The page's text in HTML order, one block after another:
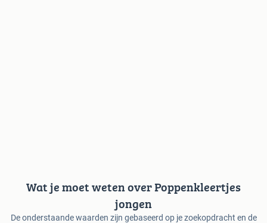
Wat je moet weten over Poppenkleertjes
jongen
De onderstaande waarden zijn gebaseerd op je zoekopdracht en de